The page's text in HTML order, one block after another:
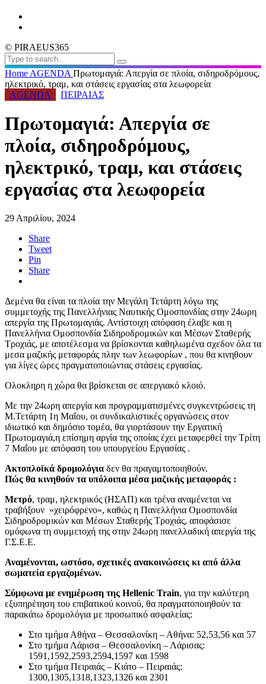
© PIRAEUS365
Home AGENDA Πρωτομαγιά: Απεργία σε πλοία, σιδηροδρόμους,
ηλεκτρικό, τραμ, και στάσεις εργασίας στα λεωφορεία
AGENDA
ΠΕΙΡΑΙΑΣ
Πρωτομαγιά: Απεργία σε
πλοία, σιδηροδρόμους,
ηλεκτρικό, τραμ, και στάσεις
εργασίας στα λεωφορεία
29 Απριλίου, 2024
Share
Tweet
Pin
Share
Δεμένα θα είναι τα πλοία την Μεγάλη Τετάρτη λόγω της
συμμετοχής της Πανελλήνιας Ναυτικής Ομοσπονδίας στην 24ωρη
απεργία της Πρωτομαγιάς. Αντίστοιχη απόφαση έλαβε και η
Πανελλήνια Ομοσπονδία Σιδηροδρομικών και Μέσων Σταθερής
Τροχιάς, με αποτέλεσμα να βρίσκονται καθηλωμένα σχεδον όλα τα
μεσα μαζικής μεταφοράς πλην των λεωφορίων , που θα κινηθουν
για λίγες ώρες πραγματοποιώντας στάσεις εργασίας.
Ολοκληρη η χώρα θα βρίσκεται σε απεργιακό κλοιό.
Με την 24ωρη απεργία και προγραμματισμένες συγκεντρώσεις τη
Μ.Τετάρτη 1η Μαΐου, οι συνδικαλιστικές οργανώσεις στον
ιδιωτικό και δημόσιο τομέα, θα γιορτάσουν την Εργατική
Πρωτομαγιά,η επίσημη αργία της οποίας έχει μεταφερθεί την Τρίτη
7 Μαΐου με απόφαση του υπουργείου Εργασίας .
Ακτοπλοϊκά δρομολόγια δεν θα πραγαμτοποιηθούν.
Πώς θα κινηθούν τα υπόλοιπα μέσα μαζικής μεταφοράς :
Mετρό, τραμ, ηλεκτρικός (ΗΣΑΠ) και τρένα αναμένεται να
τραβήξουν «χειρόφρενο», καθώς η Πανελλήνια Ομοσπονδία
Σιδηροδρομικών και Μέσων Σταθερής Τροχιάς, αποφάσισε
ομόφωνα τη συμμετοχή της στην 24ωρη πανελλαδική απεργία της
Γ.Σ.Ε.Ε.
Αναμένονται, ωστόσο, σχετικές ανακοινώσεις κι από άλλα
σωματεία εργαζομένων.
Σύμφωνα με ενημέρωση της Hellenic Train, για την καλύτερη
εξυπηρέτηση του επιβατικού κοινού, θα πραγματοποιηθούν τα
παρακάτω δρομολόγια με προσωπικό ασφαλείας:
Στο τμήμα Αθήνα – Θεσσαλονίκη – Αθήνα: 52,53,56 και 57
Στο τμήμα Λάρισα – Θεσσαλονίκη – Λάρισας:
1591,1592,2593,2594,1597 και 1598
Στο τμήμα Πειραιάς – Κιάτο – Πειραιάς:
1300,1305,1318,1323,1326 και 2301